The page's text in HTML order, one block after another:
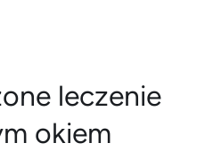
leczenie
okiem